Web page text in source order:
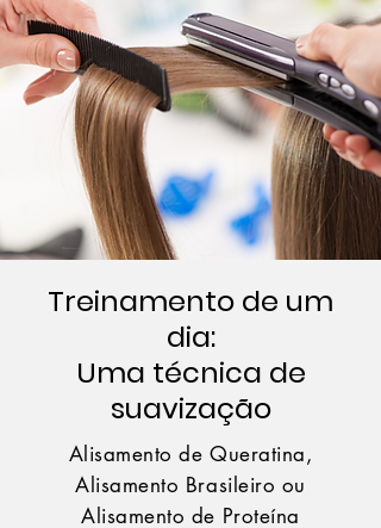
Treinamento de um
dia:
Uma técnica de
suavização
Alisamento de Queratina,
Alisamento Brasileiro ou
Alisamento de Proteína